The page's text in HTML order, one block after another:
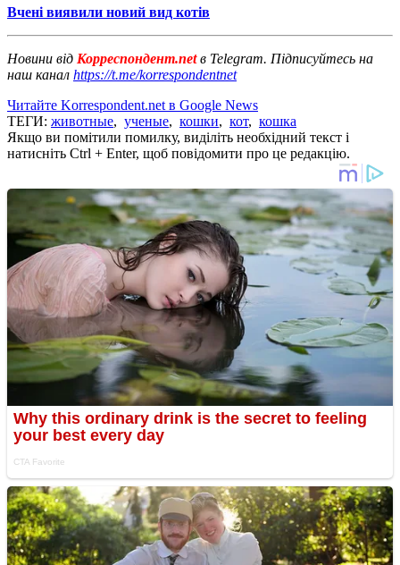
Вчені виявили новий вид котів
Новини від Корреспондент.netв Telegram. Підписуйтесь на
наш канал https://t.me/korrespondentnet
Читайте Korrespondent.net в Google News
ТЕГИ: животные, ученые, кошки, кот, кошка
Якщо ви помітили помилку, виділіть необхідний текст і
натисніть Ctrl + Enter, щоб повідомити про це редакцію.